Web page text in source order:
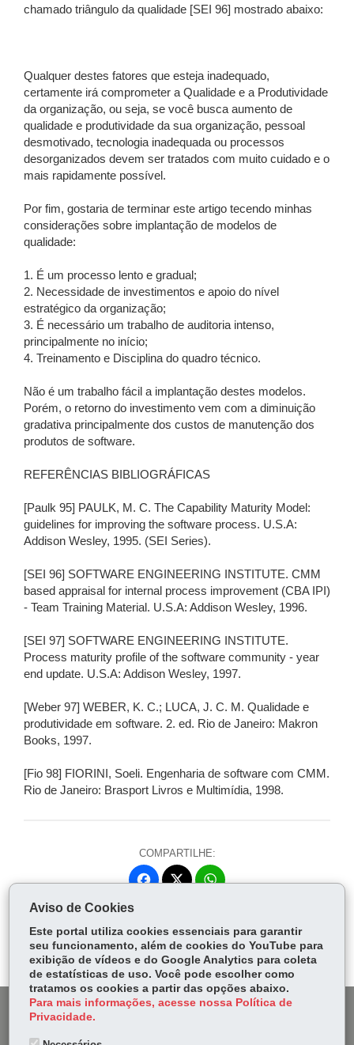
chamado triângulo da qualidade [SEI 96] mostrado abaixo:
Qualquer destes fatores que esteja inadequado,
certamente irá comprometer a Qualidade e a Produtividade
da organização, ou seja, se você busca aumento de
qualidade e produtividade da sua organização, pessoal
desmotivado, tecnologia inadequada ou processos
desorganizados devem ser tratados com muito cuidado e o
mais rapidamente possível.
Por fim, gostaria de terminar este artigo tecendo minhas
considerações sobre implantação de modelos de
qualidade:
1. É um processo lento e gradual;
2. Necessidade de investimentos e apoio do nível
estratégico da organização;
3. É necessário um trabalho de auditoria intenso,
principalmente no início;
4. Treinamento e Disciplina do quadro técnico.
Não é um trabalho fácil a implantação destes modelos.
Porém, o retorno do investimento vem com a diminuição
gradativa principalmente dos custos de manutenção dos
produtos de software.
REFERÊNCIAS BIBLIOGRÁFICAS
[Paulk 95] PAULK, M. C. The Capability Maturity Model:
guidelines for improving the software process. U.S.A:
Addison Wesley, 1995. (SEI Series).
[SEI 96] SOFTWARE ENGINEERING INSTITUTE. CMM
based appraisal for internal process improvement (CBA IPI)
- Team Training Material. U.S.A: Addison Wesley, 1996.
[SEI 97] SOFTWARE ENGINEERING INSTITUTE.
Process maturity profile of the software community - year
end update. U.S.A: Addison Wesley, 1997.
[Weber 97] WEBER, K. C.; LUCA, J. C. M. Qualidade e
produtividade em software. 2. ed. Rio de Janeiro: Makron
Books, 1997.
[Fio 98] FIORINI, Soeli. Engenharia de software com CMM.
Rio de Janeiro: Brasport Livros e Multimídia, 1998.
COMPARTILHE:
Fa
ok
itt
er
W
Ap
p
DENUNCIE CORRUPÇÃO
Aviso de Cookies
Este portal utiliza cookies essenciais para garantir
seu funcionamento, além de cookies do YouTube para
exibição de vídeos e do Google Analytics para coleta
de estatísticas de uso. Você pode escolher como
tratamos os cookies a partir das opções abaixo.
Para mais informações, acesse nossa Política de
Privacidade.